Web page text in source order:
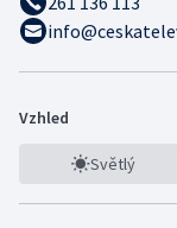
Vzhled
Světlý